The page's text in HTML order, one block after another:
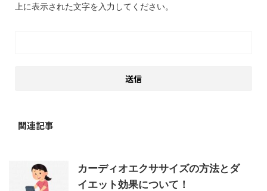
上に表示された文字を入力してください。
関連記事
カーディオエクササイズの方法とダ
イエット効果について！